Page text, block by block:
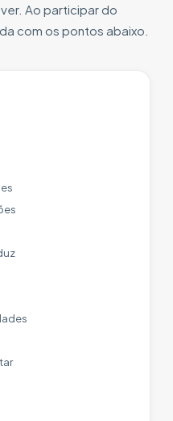
Ao participar do
com os pontos abaixo.